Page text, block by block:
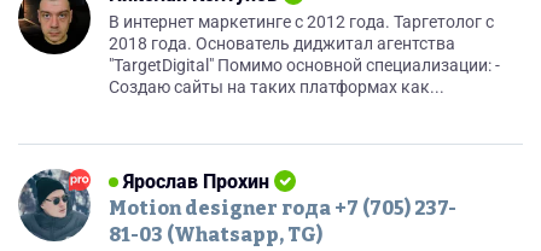
В интернет маркетинге с 2012 года. Таргетолог с
2018 года. Основатель диджитал агентства
"TargetDigital" Помимо основной специализации: -
Создаю сайты на таких платформах как...
Ярослав Прохин
Motion designer года +7 (705) 237-
81-03 (Whatsapp, TG)